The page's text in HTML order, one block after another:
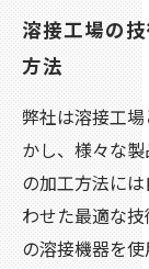
溶接工場の
方法
弊社は溶接工
かし、様々な
の加工方法に
わせた最適な
の溶接機器を